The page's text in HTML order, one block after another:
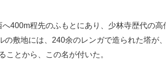
400m程先のふもとにあり、少林寺歴代の高
の敷地には、240余のレンガで造られた塔が
ことから、この名が付いた。